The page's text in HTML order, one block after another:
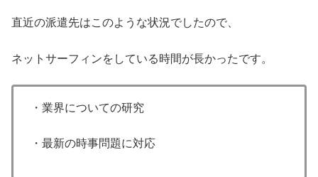
直近の派遣先はこのような状況でしたので、
ネットサーフィンをしている時間が長かったです。
・業界についての研究
・最新の時事問題に対応